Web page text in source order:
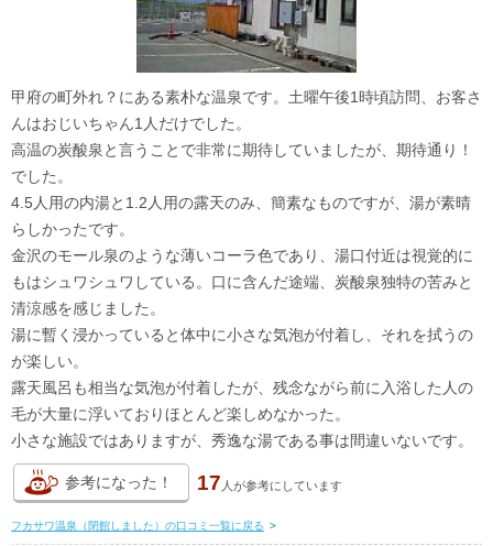
甲府の町外れ？にある素朴な温泉です。土曜午後1時頃訪問、お客さ
んはおじいちゃん1人だけでした。
高温の炭酸泉と言うことで非常に期待していましたが、期待通り！
でした。
4.5人用の内湯と1.2人用の露天のみ、簡素なものですが、湯が素晴
らしかったです。
金沢のモール泉のような薄いコーラ色であり、湯口付近は視覚的に
もはシュワシュワしている。口に含んだ途端、炭酸泉独特の苦みと
清涼感を感じました。
湯に暫く浸かっていると体中に小さな気泡が付着し、それを拭うの
が楽しい。
露天風呂も相当な気泡が付着したが、残念ながら前に入浴した人の
毛が大量に浮いておりほとんど楽しめなかった。
小さな施設ではありますが、秀逸な湯である事は間違いないです。
参考になった！ 17 人が参考にしています
フカサワ温泉（閉館しました）の口コミ一覧に戻る >